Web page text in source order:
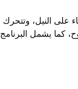
النيل، وتتحرك
كما يشمل